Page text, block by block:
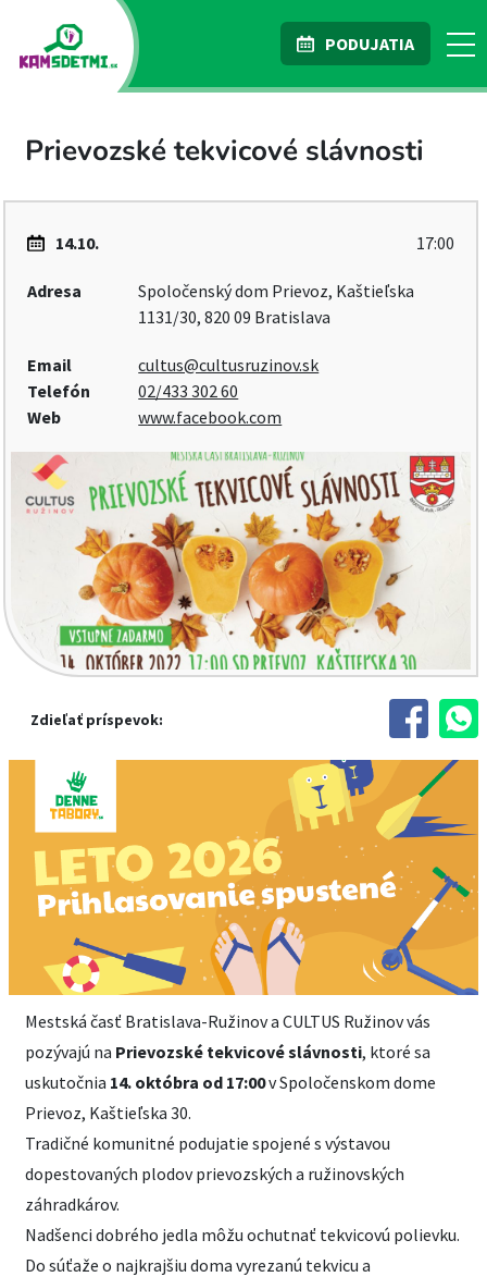
PODUJATIA
Prievozské tekvicové slávnosti
14.10. 17:00
Adresa
Spoločenský dom Prievoz, Kaštieľska
1131/30, 820 09 Bratislava
Email
cultus@cultusruzinov.sk
Telefón
02/433 302 60
Web
www.facebook.com
Zdieľať príspevok:
Mestská časť Bratislava-Ružinov a CULTUS Ružinov vás
pozývajú na Prievozské tekvicové slávnosti, ktoré sa
uskutočnia 14. októbra od 17:00v Spoločenskom dome
Prievoz, Kaštieľska 30.
Tradičné komunitné podujatie spojené s výstavou
dopestovaných plodov prievozských a ružinovských
záhradkárov.
Nadšenci dobrého jedla môžu ochutnať tekvicovú polievku.
Do súťaže o najkrajšiu doma vyrezanú tekvicu a